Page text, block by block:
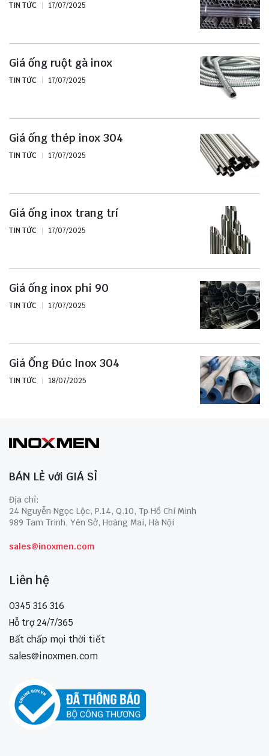
TIN TỨC 17/07/2025
Giá ống ruột gà inox
TIN TỨC 17/07/2025
Giá ống thép inox 304
TIN TỨC 17/07/2025
Giá ống inox trang trí
TIN TỨC 17/07/2025
Giá ống inox phi 90
TIN TỨC 17/07/2025
Giá Ống Đúc Inox 304
TIN TỨC 18/07/2025
BÁN LẺ với GIÁ SỈ
Địa chỉ:
24 Nguyễn Ngọc Lộc, P.14, Q.10, Tp Hồ Chí Minh
989 Tam Trinh, Yên Sở, Hoàng Mai, Hà Nội
sales@inoxmen.com
Liên hệ
0345 316 316
Hỗ trợ 24/7/365
Bất chấp mọi thời tiết
sales@inoxmen.com